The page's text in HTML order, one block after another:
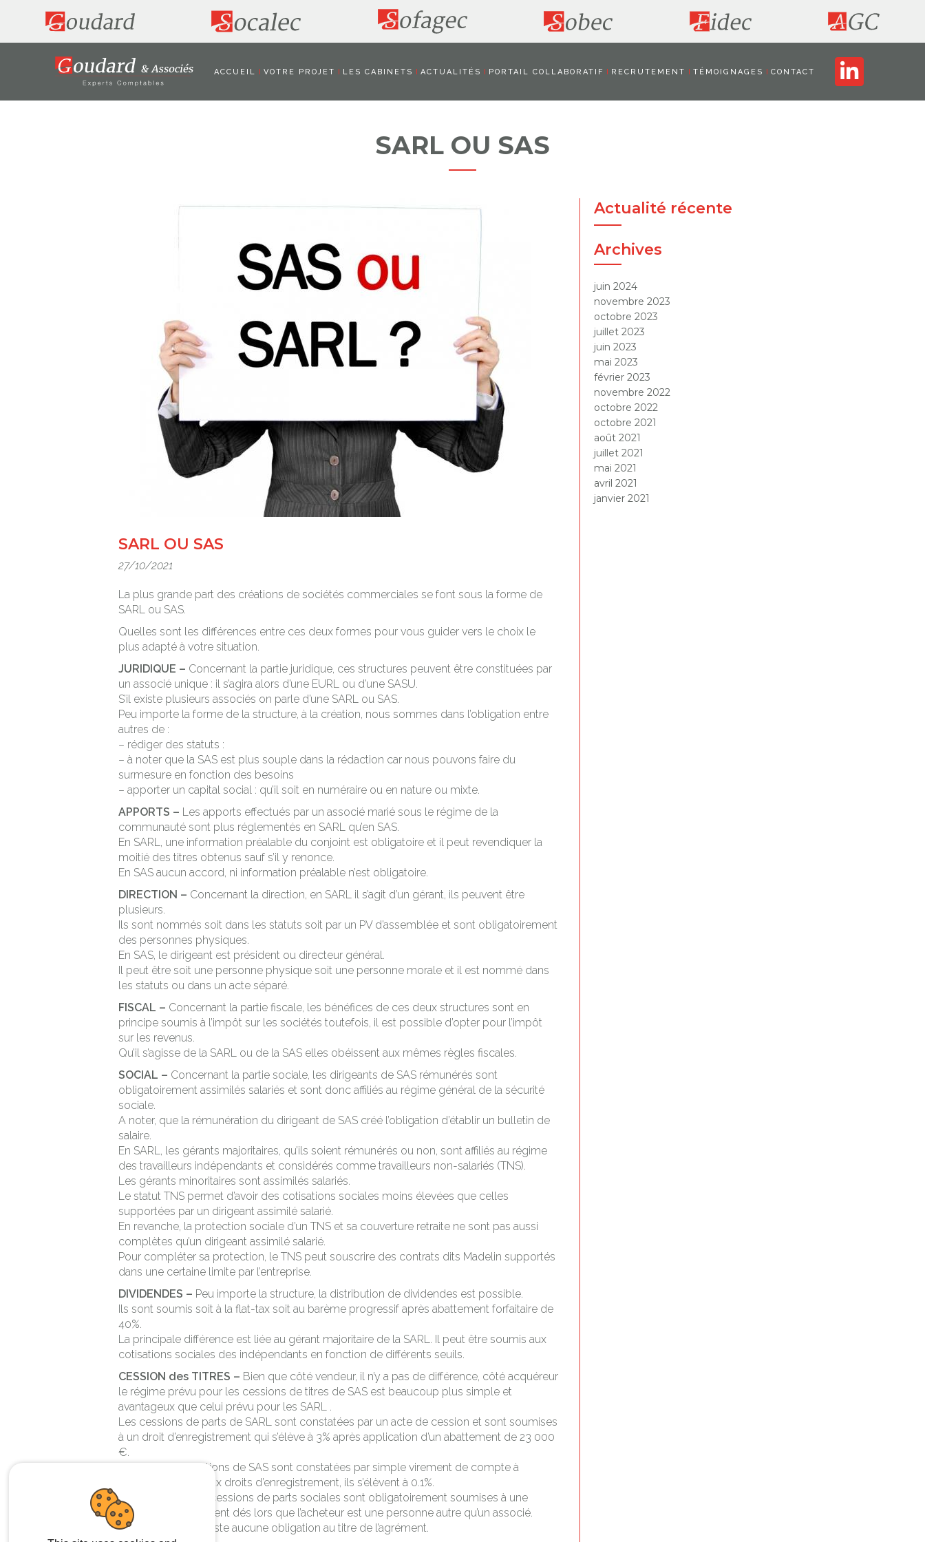
ACCUEIL VOTRE PROJET LES CABINETS ACTUALITÉS PORTAIL COLLABORATIF RECRUTEMENT TÉMOIGNAGES CONTACT
SARL OU SAS
SARL OU SAS
27/10/2021
La plus grande part des créations de sociétés commerciales se font sous la forme de
SARL ou SAS.
Quelles sont les différences entre ces deux formes pour vous guider vers le choix le
plus adapté à votre situation.
JURIDIQUE – Concernant la partie juridique, ces structures peuvent être constituées par
un associé unique : il s’agira alors d’une EURL ou d’une SASU.
S’il existe plusieurs associés on parle d’une SARL ou SAS.
Peu importe la forme de la structure, à la création, nous sommes dans l’obligation entre
autres de :
– rédiger des statuts :
– à noter que la SAS est plus souple dans la rédaction car nous pouvons faire du
surmesure en fonction des besoins
– apporter un capital social : qu’il soit en numéraire ou en nature ou mixte.
APPORTS – Les apports effectués par un associé marié sous le régime de la
communauté sont plus réglementés en SARL qu’en SAS.
En SARL, une information préalable du conjoint est obligatoire et il peut revendiquer la
moitié des titres obtenus sauf s’il y renonce.
En SAS aucun accord, ni information préalable n’est obligatoire.
DIRECTION – Concernant la direction, en SARL il s’agit d’un gérant, ils peuvent être
plusieurs.
Ils sont nommés soit dans les statuts soit par un PV d’assemblée et sont obligatoirement
des personnes physiques.
En SAS, le dirigeant est président ou directeur général.
Il peut être soit une personne physique soit une personne morale et il est nommé dans
les statuts ou dans un acte séparé.
FISCAL – Concernant la partie fiscale, les bénéfices de ces deux structures sont en
principe soumis à l’impôt sur les sociétés toutefois, il est possible d’opter pour l’impôt
sur les revenus.
Qu’il s’agisse de la SARL ou de la SAS elles obéissent aux mêmes règles fiscales.
SOCIAL – Concernant la partie sociale, les dirigeants de SAS rémunérés sont
obligatoirement assimilés salariés et sont donc affiliés au régime général de la sécurité
sociale.
A noter, que la rémunération du dirigeant de SAS créé l’obligation d’établir un bulletin de
salaire.
En SARL, les gérants majoritaires, qu’ils soient rémunérés ou non, sont affiliés au régime
des travailleurs indépendants et considérés comme travailleurs non-salariés (TNS).
Les gérants minoritaires sont assimilés salariés.
Le statut TNS permet d’avoir des cotisations sociales moins élevées que celles
supportées par un dirigeant assimilé salarié.
En revanche, la protection sociale d’un TNS et sa couverture retraite ne sont pas aussi
complètes qu’un dirigeant assimilé salarié.
Pour compléter sa protection, le TNS peut souscrire des contrats dits Madelin supportés
dans une certaine limite par l’entreprise.
DIVIDENDES – Peu importe la structure, la distribution de dividendes est possible.
Ils sont soumis soit à la flat-tax soit au barème progressif après abattement forfaitaire de
40%.
La principale différence est liée au gérant majoritaire de la SARL. Il peut être soumis aux
cotisations sociales des indépendants en fonction de différents seuils.
CESSION des TITRES – Bien que côté vendeur, il n’y a pas de différence, côté acquéreur
le régime prévu pour les cessions de titres de SAS est beaucoup plus simple et
avantageux que celui prévu pour les SARL .
Les cessions de parts de SARL sont constatées par un acte de cession et sont soumises
à un droit d’enregistrement qui s’élève à 3% après application d’un abattement de 23 000
€.
Les cessions d’actions de SAS sont constatées par simple virement de compte à
compte et quant aux droits d’enregistrement, ils s’élèvent à 0.1%.
Pour les SARL, les cessions de parts sociales sont obligatoirement soumises à une
procédure d’agrément dés lors que l’acheteur est une personne autre qu’un associé.
Pour les SAS, il n’existe aucune obligation au titre de l’agrément.
Actualité récente
Archives
juin 2024
novembre 2023
octobre 2023
juillet 2023
juin 2023
mai 2023
février 2023
novembre 2022
octobre 2022
octobre 2021
août 2021
juillet 2021
mai 2021
avril 2021
janvier 2021